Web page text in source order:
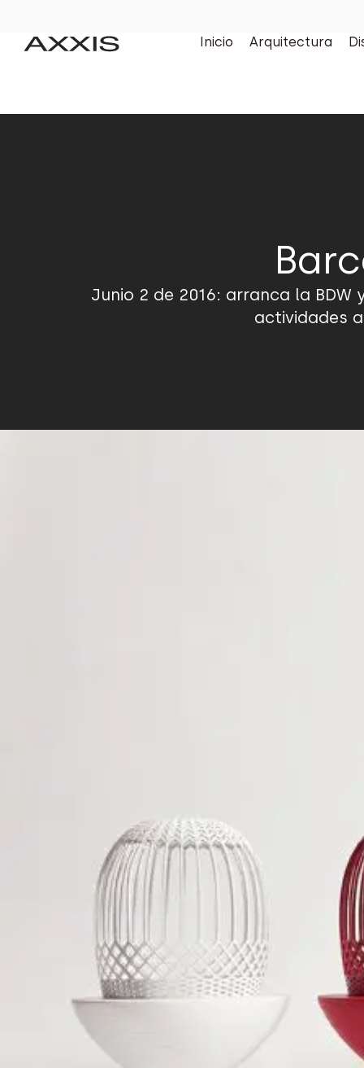
Inicio Arquitectura
Junio 2 de 2016: arranca la
actividades